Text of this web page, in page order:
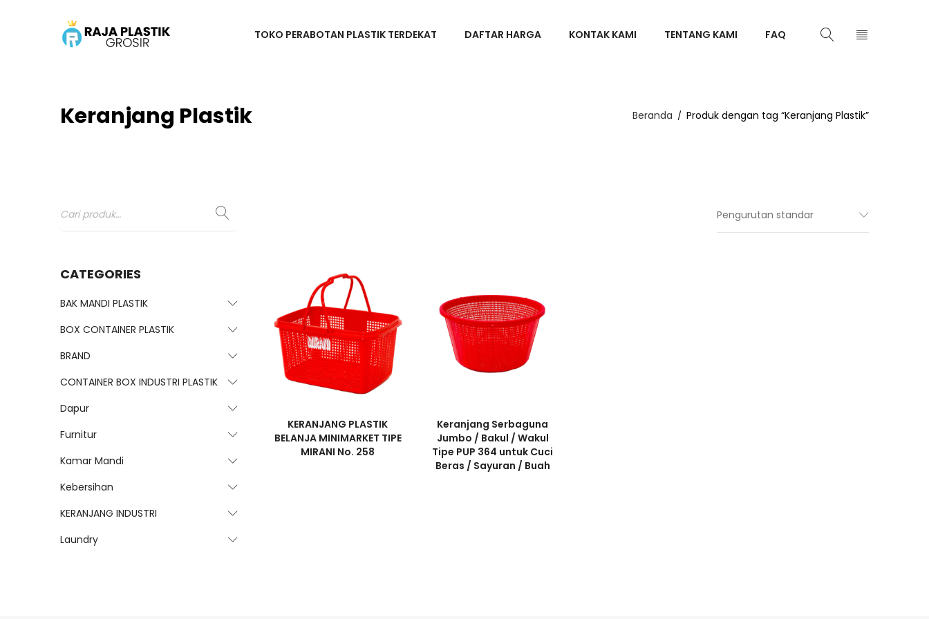
TOKO PERABOTAN PLASTIK TERDEKAT DAFTAR HARGA KONTAK KAMI TENTANG KAMI FAQ
Keranjang Plastik Beranda / Produk dengan tag “Keranjang Plastik”
CATEGORIES
BAK MANDI PLASTIK
BOX CONTAINER PLASTIK
BRAND
CONTAINER BOX INDUSTRI PLASTIK
Dapur
Furnitur
Kamar Mandi
Kebersihan
KERANJANG INDUSTRI
Laundry
Pengurutan standar
KERANJANG PLASTIK
BELANJA MINIMARKET TIPE
MIRANI No. 258
Keranjang Serbaguna
Jumbo / Bakul / Wakul
Tipe PUP 364 untuk Cuci
Beras / Sayuran / Buah